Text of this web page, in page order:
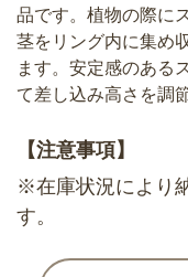
品です。植物の際に
茎をリング内に集め
ます。安定感のある
て差し込み高さを調
【注意事項】
※在庫状況により
す。